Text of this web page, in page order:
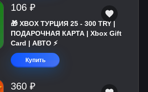
106 ₽
🎁 XBOX ТУРЦИЯ 25 - 300 TRY |
ПОДАРОЧНАЯ КАРТА | Xbox Gift
Card | АВТО ⚡
Купить
360 ₽